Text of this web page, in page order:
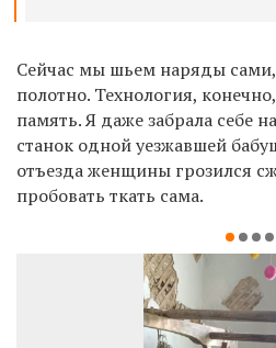
Сейчас мы шьем наряды сами,
полотно. Технология,
память. Я даже забрала себе
станок одной уезжавшей
отъезда женщины грозился
пробовать ткать сама.